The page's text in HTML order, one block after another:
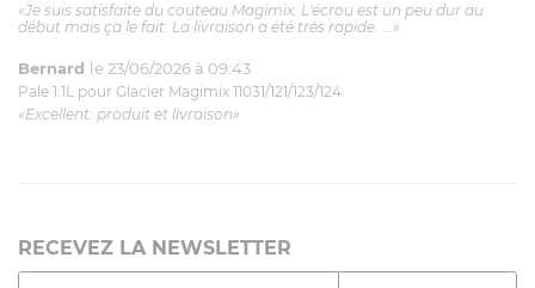
«Je suis satisfaite du couteau Magimix. L'écrou est un peu dur au
début mais ça le fait. La livraison a été très rapide. ...»
Bernard le 23/06/2026 à 09:43
Pale 1.1L pour Glacier Magimix 11031/121/123/124
«Excellent: produit et livraison»
RECEVEZ LA NEWSLETTER